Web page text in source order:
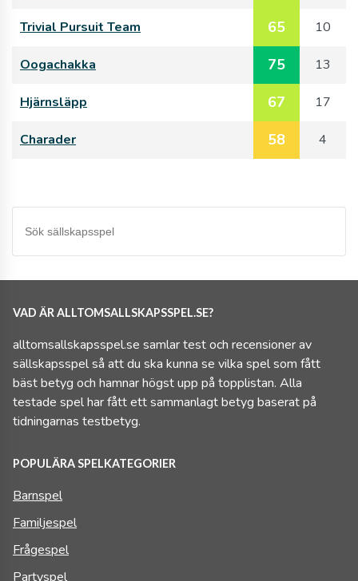
Trivial Pursuit Team 65 10
Oogachakka 75 13
Hjärnsläpp 67 17
Charader 58 4
VAD ÄR ALLTOMSALLSKAPSSPEL.SE?
alltomsallskapsspel.se samlar test och recensioner av
sällskapsspel så att du ska kunna se vilka spel som fått
bäst betyg och hamnar högst upp på topplistan. Alla
testade spel har fått ett sammanlagt betyg baserat på
tidningarnas testbetyg.
POPULÄRA SPELKATEGORIER
Barnspel
Familjespel
Frågespel
Partyspel